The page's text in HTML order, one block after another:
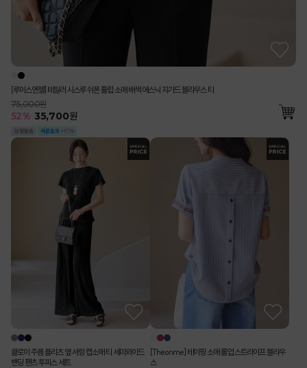
[루이스엔젤] 테일러 시스루 쉬폰 튤립 소매 배색 에스닉 쟈가드 블라우스 티
75,000원
52% 35,700원
클로이 주름 플리츠 옆 셔링 캡소매 티 세미와이드
밴딩 팬츠 투피스 세트
[Theonme] 테이핑 소매 롤업 스트라이프 블라우
스